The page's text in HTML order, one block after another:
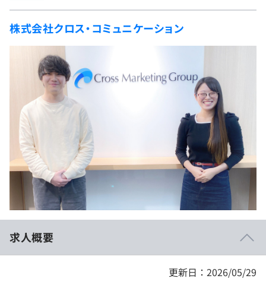
新卒エージェント
イベント・セミナー
インタビュー
就活成功ガイド
4択課題
リファレンス
プラン
個人向けプラン
法人向けプラン
学校向けプラン
契約内容・クーポン
再チャレンジ結果一覧
Tech Team Journal
paiza times
note
paizaとは？
株式会社クロス・コミュニケーション
求人概要
更新日：2026/05/29